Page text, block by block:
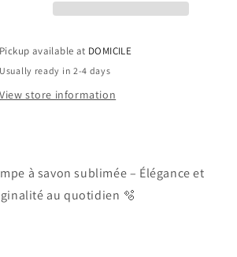
Pickup available at DOMICILE
Usually ready in 2-4 days
View store information
à savon sublimée – Élégance et
au quotidien 🫧